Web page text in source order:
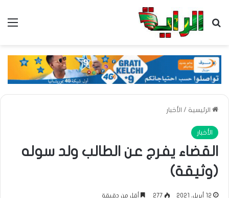
بحث عن
الرئيسية / الأخبار
الأخبار
القضاء يفرج عن الطالب ولد سوله
(وثيقة)
12 أبريل، 2021 277 أقل من دقيقة